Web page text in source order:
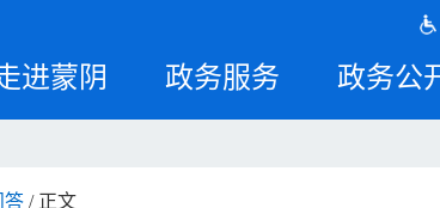
进蒙阴 政务服务 政务公
答 / 正文